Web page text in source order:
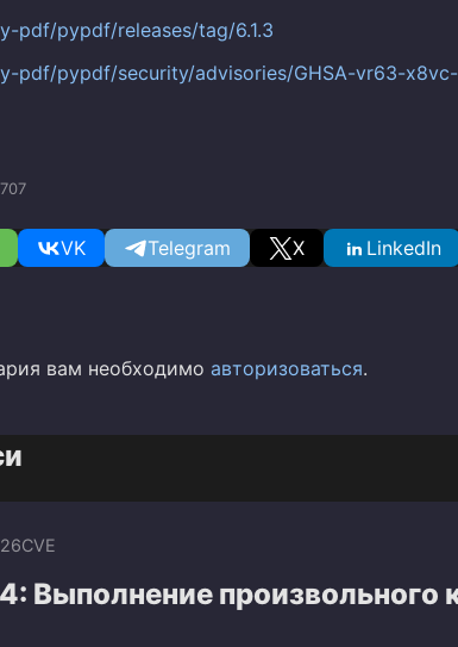
pdf/pypdf/releases/tag/6.1.3
pdf/pypdf/security/advisories/GHSA-vr63-
VK Telegram X LinkedIn
вам необходимо авторизоваться.
CVE
Выполнение произвольного